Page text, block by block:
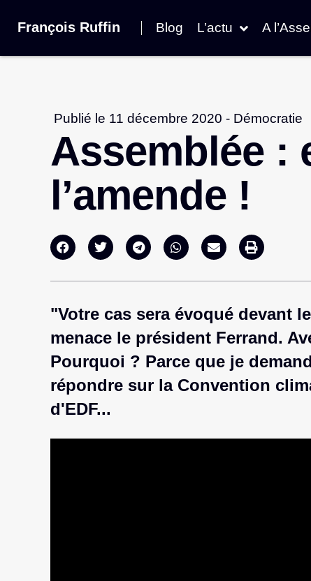
François Ruffin Blog L’actu A
Publié le 11 décembre 2020 - Démocratie
Assemblée :
l’amende !
"Votre cas sera évoqué devant
menace le président Ferrand.
Pourquoi ? Parce que je
répondre sur la Convention
d'EDF...